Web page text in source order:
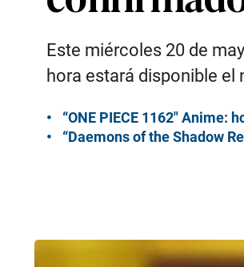
Este miércoles 20 de
hora estará disponible
“ONE PIECE 1162″ Anime:
“Daemons of the Shadow